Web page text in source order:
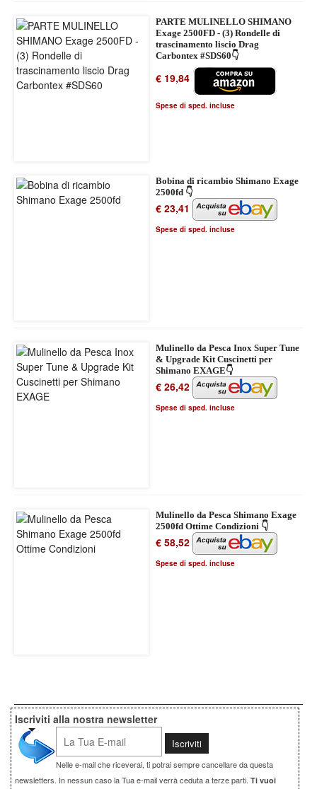
PARTE MULINELLO SHIMANO
Exage 2500FD - (3) Rondelle di
trascinamento liscio Drag
Carbontex #SDS60👇
€ 19,84
Spese di sped. incluse
Bobina di ricambio Shimano Exage
2500fd 👇
€ 23,41
Spese di sped. incluse
Mulinello da Pesca Inox Super Tune
& Upgrade Kit Cuscinetti per
Shimano EXAGE👇
€ 26,42
Spese di sped. incluse
Mulinello da Pesca Shimano Exage
2500fd Ottime Condizioni 👇
€ 58,52
Spese di sped. incluse
Iscriviti alla nostra newsletter
Nelle e-mail che riceverai, ti potrai sempre cancellare da questa
newsletters. In nessun caso la Tua e-mail verrà ceduta a terze parti. Ti vuoi